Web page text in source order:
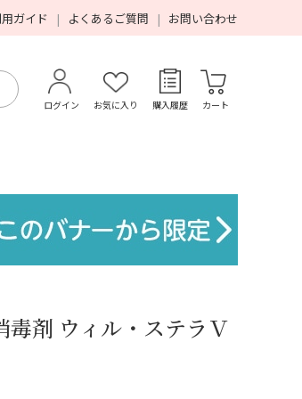
ガイド よくあるご質問 お問い合わせ
ログイン お気に入り 購入履歴 カート
毒剤 ウィル・ステラＶ